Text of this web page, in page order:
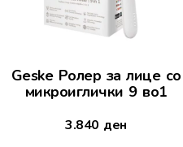
Geske Ролер за лице со
микроиглички 9 во1
3.840 ден